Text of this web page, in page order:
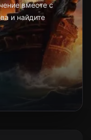
вместе с
и найдите